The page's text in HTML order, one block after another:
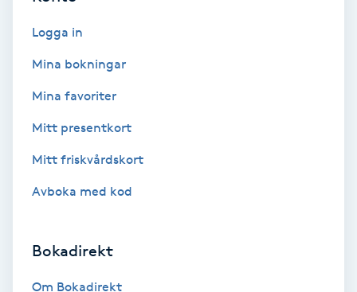
Lashlift Keratin
Liktornar
LPG
LPG-behandling
LPG-massage
Logga in
Mina bokningar
Mina favoriter
Mitt presentkort
Mitt friskvårdskort
Avboka med kod
Bokadirekt
Om Bokadirekt